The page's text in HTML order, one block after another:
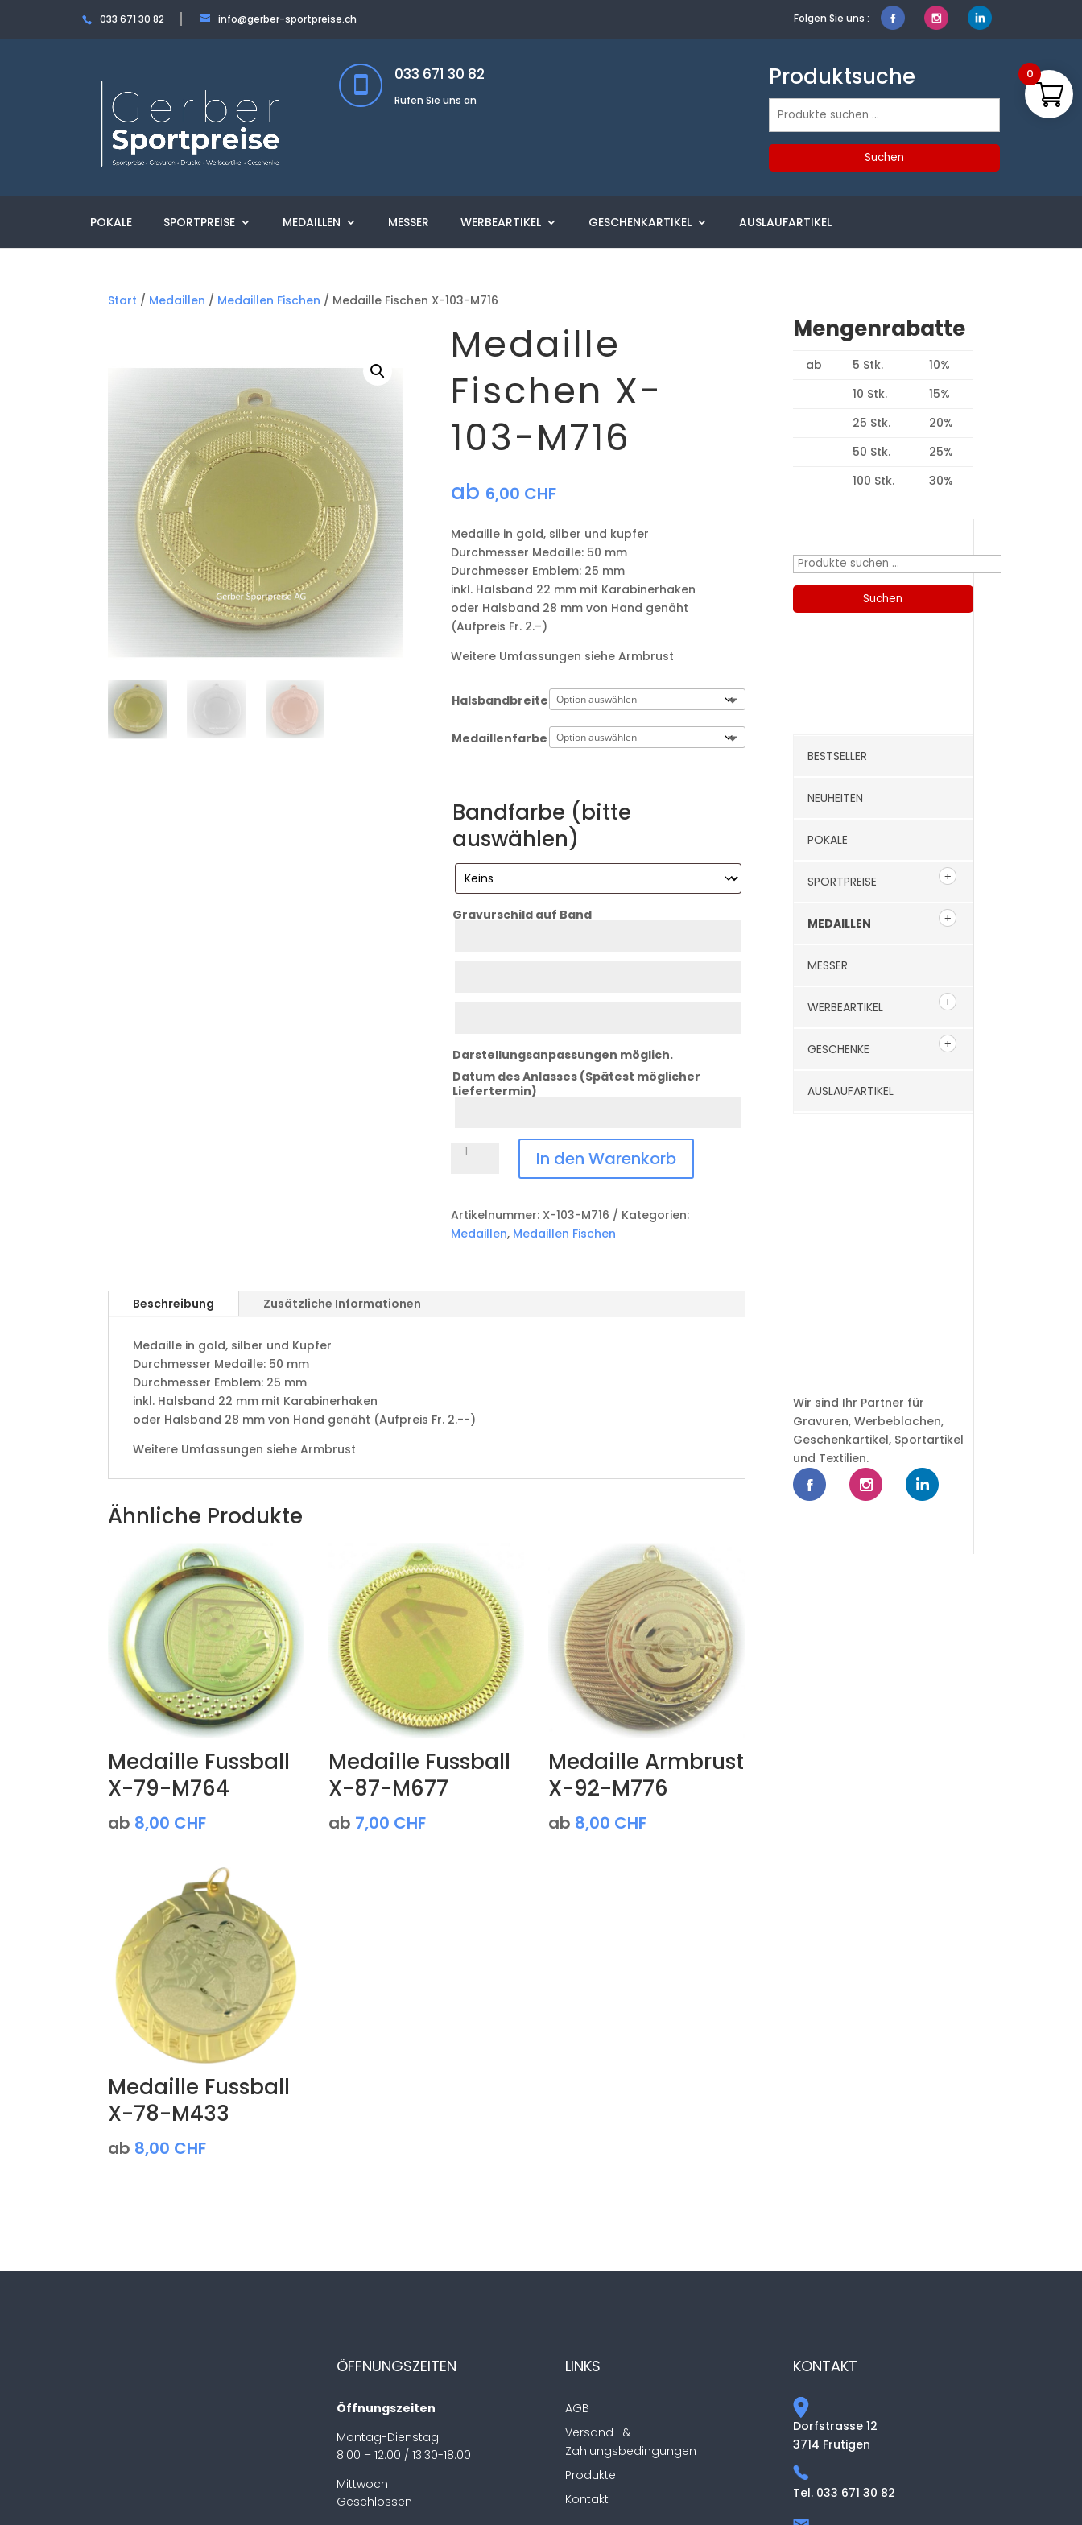
033 671 30 82 info@gerber-sportpreise.ch Folgen Sie uns :
033 671 30 82
Rufen Sie uns an
Produktsuche
Suchen
Suchen
POKALE SPORTPREISE MEDAILLEN MESSER WERBEARTIKEL GESCHENKARTIKEL AUSLAUFARTIKEL
Start / Medaillen / Medaillen Fischen / Medaille Fischen X-103-M716
Medaille
Fischen X-
103-M716
ab 6,00 CHF
Medaille in gold, silber und kupfer
​Durchmesser Medaille: 50 mm
Durchmesser Emblem: 25 mm
​inkl. Halsband 22 mm mit Karabinerhaken
oder Halsband 28 mm von Hand genäht
(Aufpreis Fr. 2.–)
Weitere Umfassungen siehe Armbrust
Halsbandbreite
Medaillenfarbe
Bandfarbe (bitte
auswählen)
Gravurschild auf Band
Darstellungsanpassungen möglich.
Datum des Anlasses (Spätest möglicher
Liefertermin)
Medaille
103-
M716
In den Warenkorb
Artikelnummer: X-103-M716
Kategorien:
Medaillen, Medaillen Fischen
Beschreibung Zusätzliche Informationen
Medaille in gold, silber und Kupfer
​Durchmesser Medaille: 50 mm
Durchmesser Emblem: 25 mm
​inkl. Halsband 22 mm mit Karabinerhaken
oder Halsband 28 mm von Hand genäht (Aufpreis Fr. 2.--)
Weitere Umfassungen siehe Armbrust
Ähnliche Produkte
Medaille Fussball
X-79-M764
ab 8,00 CHF
Medaille Fussball
X-87-M677
ab 7,00 CHF
Medaille Armbrust
X-92-M776
ab 8,00 CHF
Medaille Fussball
X-78-M433
ab 8,00 CHF
Mengenrabatte
ab 5 Stk.
10%
10 Stk.
15%
25 Stk.
20%
50 Stk.
25%
100 Stk.
30%
Suchen
Suchen
BESTSELLER
NEUHEITEN
POKALE
SPORTPREISE
MEDAILLEN
MESSER
WERBEARTIKEL
GESCHENKE
AUSLAUFARTIKEL
Wir sind Ihr Partner für
Gravuren, Werbeblachen,
Geschenkartikel, Sportartikel
und Textilien.
ÖFFNUNGSZEITEN
Öffnungszeiten
Montag-Dienstag
8.00 – 12:00 / 13.30-18.00
Mittwoch
Geschlossen
LINKS
AGB
Versand- &
Zahlungsbedingungen
Produkte
Kontakt
KONTAKT
Dorfstrasse 12
3714 Frutigen
Tel. 033 671 30 82
0